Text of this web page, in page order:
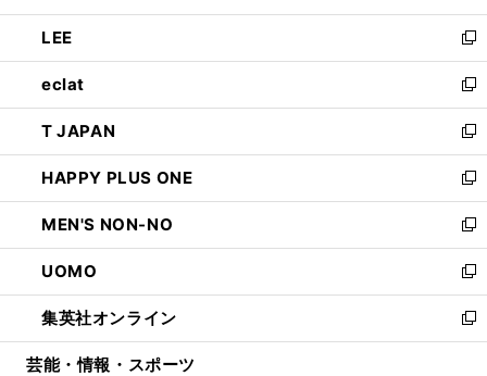
開
く
ウ
で
開
く
ン
ド
ウ
で
開
く
ウ
ィ
ン
ド
ウ
で
開
く
し
い
ウ
ィ
ン
ド
ウ
で
開
く
LEE
新
し
い
ウ
ィ
ン
ド
ウ
で
開
く
eclat
新
し
い
ウ
ィ
ン
ド
ウ
で
開
く
T JAPAN
新
し
い
ウ
ィ
ン
ド
ウ
で
開
HAPPY PLUS ONE
新
し
い
ウ
ィ
ン
ド
ウ
MEN'S NON-NO
新
し
い
ウ
ィ
ン
UOMO
新
し
い
ウ
集英社オンライン
新
し
芸能・情報・スポーツ